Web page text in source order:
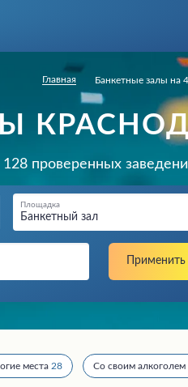
Главная Банкетные залы на
128 проверенных
Банкетный зал
Площадка
Применить
места 28 Со своим алкоголем